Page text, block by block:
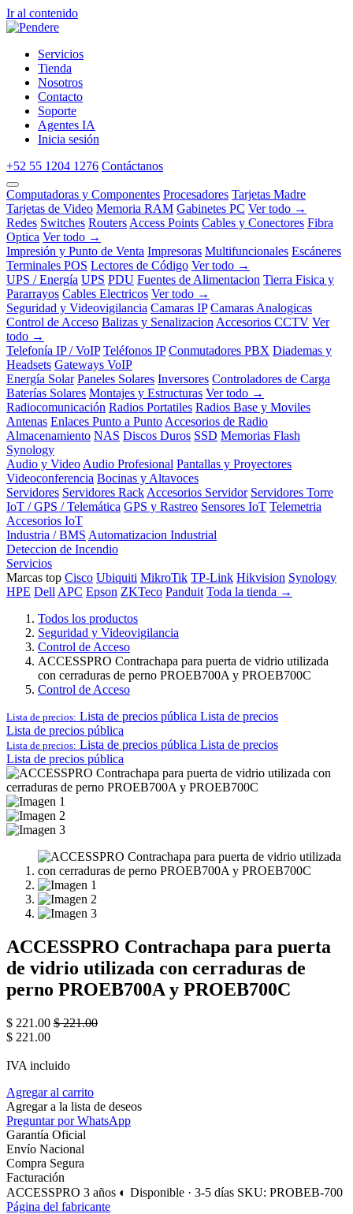
Ir al contenido
Servicios
Tienda
Nosotros
Contacto
Soporte
Agentes IA
Inicia sesión
+52 55 1204 1276 Contáctanos
Computadoras y Componentes Procesadores Tarjetas Madre
Tarjetas de Video Memoria RAM Gabinetes PC Ver todo →
Redes Switches Routers Access Points Cables y Conectores Fibra
Optica Ver todo →
Impresión y Punto de Venta Impresoras Multifuncionales Escáneres
Terminales POS Lectores de Código Ver todo →
UPS / Energía UPS PDU Fuentes de Alimentacion Tierra Fisica y
Pararrayos Cables Electricos Ver todo →
Seguridad y Videovigilancia Camaras IP Camaras Analogicas
Control de Acceso Balizas y Senalizacion Accesorios CCTV Ver
todo →
Telefonía IP / VoIP Teléfonos IP Conmutadores PBX Diademas y
Headsets Gateways VoIP
Energía Solar Paneles Solares Inversores Controladores de Carga
Baterías Solares Montajes y Estructuras Ver todo →
Radiocomunicación Radios Portatiles Radios Base y Moviles
Antenas Enlaces Punto a Punto Accesorios de Radio
Almacenamiento NAS Discos Duros SSD Memorias Flash
Synology
Audio y Video Audio Profesional Pantallas y Proyectores
Videoconferencia Bocinas y Altavoces
Servidores Servidores Rack Accesorios Servidor Servidores Torre
IoT / GPS / Telemática GPS y Rastreo Sensores IoT Telemetria
Accesorios IoT
Industria / BMS Automatizacion Industrial
Deteccion de Incendio
Servicios
Marcas top Cisco Ubiquiti MikroTik TP-Link Hikvision Synology
HPE Dell APC Epson ZKTeco Panduit Toda la tienda →
Todos los productos
Seguridad y Videovigilancia
Control de Acceso
ACCESSPRO Contrachapa para puerta de vidrio utilizada
con cerraduras de perno PROEB700A y PROEB700C
Control de Acceso
Lista de precios: Lista de precios pública Lista de precios
Lista de precios pública
Lista de precios: Lista de precios pública Lista de precios
Lista de precios pública
ACCESSPRO Contrachapa para puerta
de vidrio utilizada con cerraduras de
perno PROEB700A y PROEB700C
$ 221.00 $221.00
$ 221.00
IVA incluido
Agregar al carrito
Agregar a la lista de deseos
Preguntar por WhatsApp
Garantía Oficial
Envío Nacional
Compra Segura
Facturación
ACCESSPRO 3 años ◐ Disponible · 3-5 días SKU: PROBEB-700
Página del fabricante